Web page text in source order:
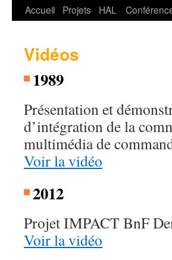
Accueil Projets HAL
Vidéos
1989
Présentation et
d’intégration de la
multimédia de
Voir la vidéo
2012
Projet IMPACT BnF
Voir la vidéo